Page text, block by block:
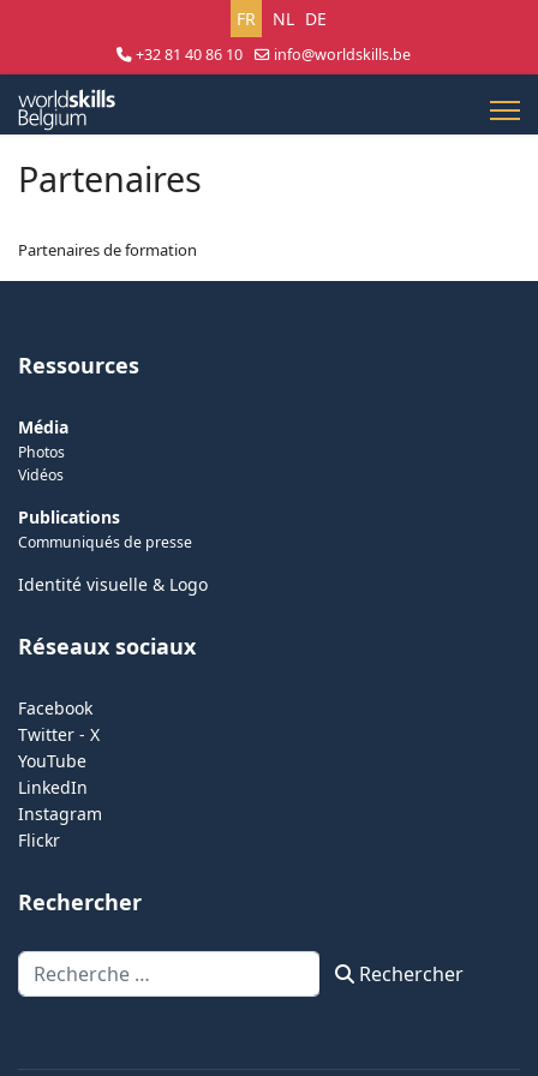
Sélectionnez votre langue
FR NL DE
+32 81 40 86 10
info@worldskills.be
Partenaires
Partenaires de formation
Ressources
Média
Photos
Vidéos
Publications
Communiqués de presse
Identité visuelle & Logo
Réseaux sociaux
Facebook
Twitter - X
YouTube
LinkedIn
Instagram
Flickr
Rechercher
Rechercher Rechercher